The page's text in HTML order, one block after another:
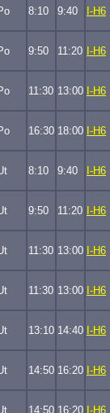
8:10 9:40 I-H6
9:50 11:20 I-H6
11:30 13:00 I-H6
16:30 18:00 I-H6
8:10 9:40 I-H6
9:50 11:20 I-H6
11:30 13:00 I-H6
11:30 13:00 I-H6
13:10 14:40 I-H6
14:50 16:20 I-H6
14:50 16:20 I-H6